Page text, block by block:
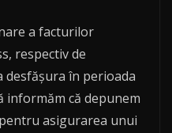
a facturilor
respectiv de
desfășura în perioada
informăm că depunem
asigurarea unui